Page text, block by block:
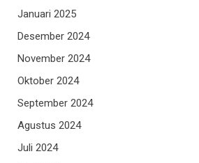
Januari 2025
Desember 2024
November 2024
Oktober 2024
September 2024
Agustus 2024
Juli 2024